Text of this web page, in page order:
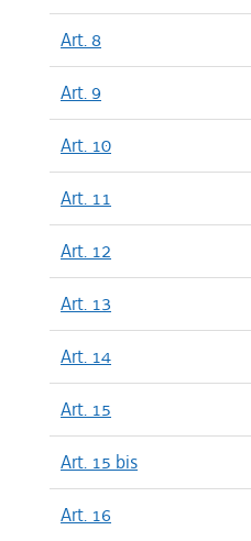
Art. 8
Art. 9
Art. 10
Art. 11
Art. 12
Art. 13
Art. 14
Art. 15
Art. 15 bis
Art. 16